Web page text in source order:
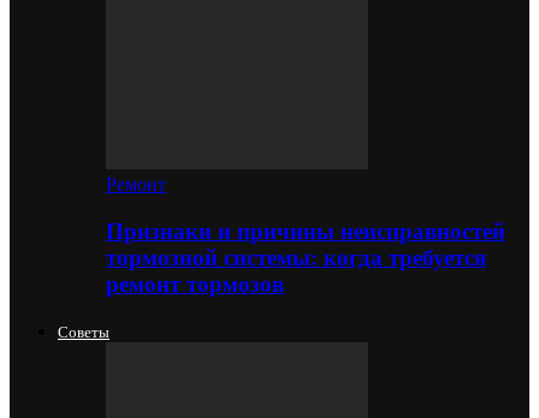
Ремонт
Признаки и причины неисправностей
тормозной системы: когда требуется
ремонт тормозов
Советы